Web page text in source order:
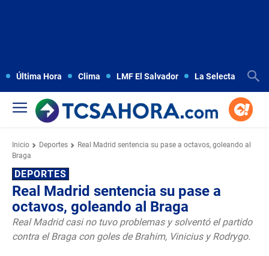
Última Hora Clima LMF El Salvador La Selecta
Inicio Deportes
Real Madrid sentencia su pase a octavos, goleando al
Braga
DEPORTES
Real Madrid sentencia su pase a
octavos, goleando al Braga
Real Madrid casi no tuvo problemas y solventó el partido
contra el Braga con goles de Brahim, Vinicius y Rodrygo.